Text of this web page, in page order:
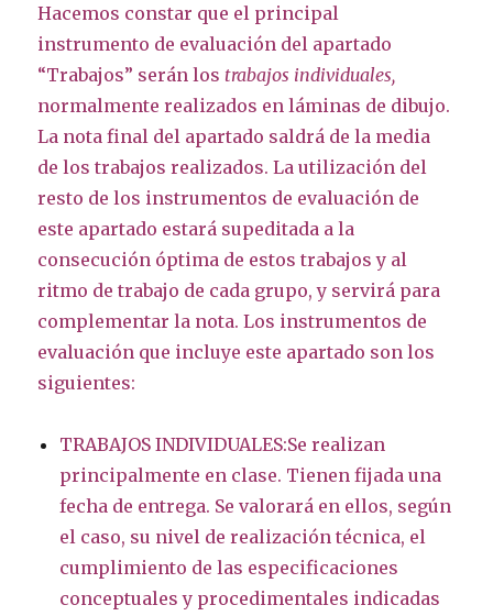
Hacemos constar que el principal
instrumento de evaluación del apartado
“Trabajos” serán los trabajos individuales,
normalmente realizados en láminas de dibujo.
La nota final del apartado saldrá de la media
de los trabajos realizados. La utilización del
resto de los instrumentos de evaluación de
este apartado estará supeditada a la
consecución óptima de estos trabajos y al
ritmo de trabajo de cada grupo, y servirá para
complementar la nota. Los instrumentos de
evaluación que incluye este apartado son los
siguientes:
TRABAJOS INDIVIDUALES:Se realizan
principalmente en clase. Tienen fijada una
fecha de entrega. Se valorará en ellos, según
el caso, su nivel de realización técnica, el
cumplimiento de las especificaciones
conceptuales y procedimentales indicadas